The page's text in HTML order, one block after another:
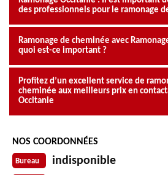
des professionnels pour le ramonage
Ramonage de cheminée avec
quoi est-ce important ?
Profitez d’un excellent service de
cheminée aux meilleurs prix en
Occitanie
NOS COORDONNÉES
Bureau indisponible